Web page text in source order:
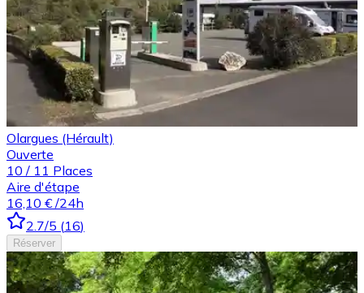
Olargues (Hérault)
Ouverte
10 / 11 Places
Aire d'étape
16,10 € /24h
2.7/5 (16)
Réserver